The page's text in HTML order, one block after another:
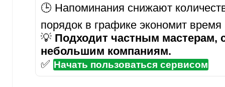
🕒 Напоминания снижают
порядок в графике экономит
💡 Подходит частным мастерам,
небольшим компаниям.
✅ Начать пользоваться сервисом